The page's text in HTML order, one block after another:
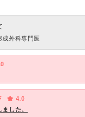
成外科専門医
4.0
した。